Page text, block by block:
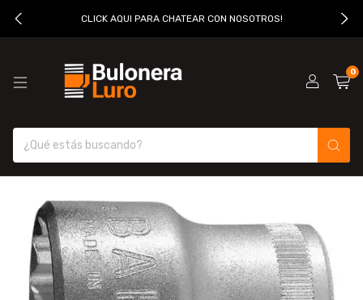
CLICK AQUI PARA CHATEAR CON NOSOTROS!
0